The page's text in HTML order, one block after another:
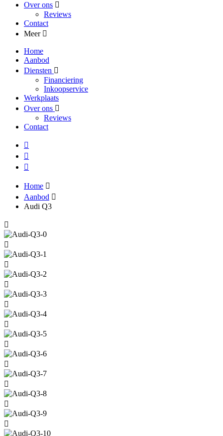
Over ons
Reviews
Contact
Meer
Home
Aanbod
Diensten
Financiering
Inkoopservice
Werkplaats
Over ons
Reviews
Contact
Home
Aanbod
Audi Q3